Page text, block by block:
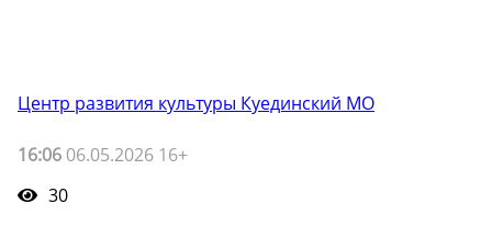
Центр развития культуры Куединский МО
16:06 06.05.2026 16+
30